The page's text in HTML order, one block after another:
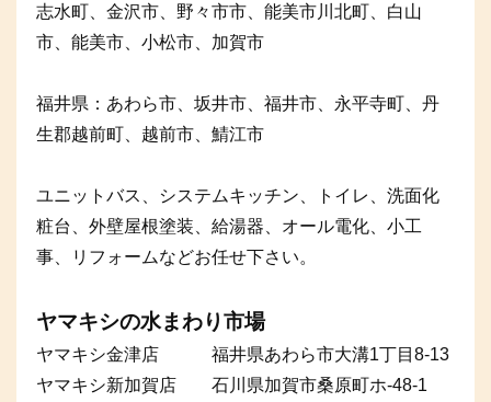
志水町、金沢市、野々市市、能美市川北町、白山
市、能美市、小松市、加賀市
福井県：あわら市、坂井市、福井市、永平寺町、丹
生郡越前町、越前市、鯖江市
ユニットバス、システムキッチン、トイレ、洗面化
粧台、外壁屋根塗装、給湯器、オール電化、小工
事、リフォームなどお任せ下さい。
ヤマキシの水まわり市場
ヤマキシ金津店 福井県あわら市大溝1丁目8-13
ヤマキシ新加賀店 石川県加賀市桑原町ホ-48-1